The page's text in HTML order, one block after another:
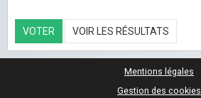
VOTER VOIR LES RÉSULTATS
Mentions légales
Gestion des cookies